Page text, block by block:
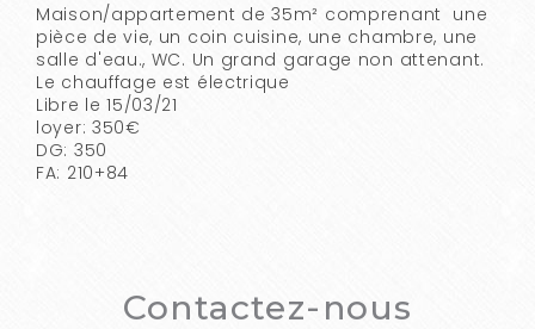
Maison/appartement de 35m² comprenant une
pièce de vie, un coin cuisine, une chambre, une
salle d'eau., WC. Un grand garage non attenant.
Le chauffage est électrique
Libre le 15/03/21
loyer: 350€
DG: 350
FA: 210+84
Contactez-nous